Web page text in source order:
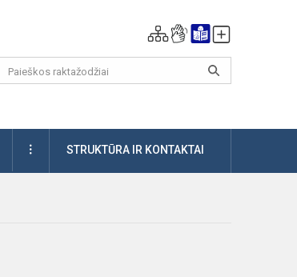
DAUGIAUSTRUKTŪRA IR KONTAKTAI